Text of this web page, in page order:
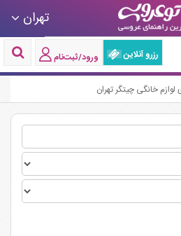
تهران
رزرو آنلاین ورود/ثبت‌نام
خانگی چیتگر تهران